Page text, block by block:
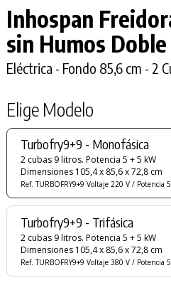
Inhospan
sin Humos Doble
Eléctrica - Fondo 85,6 cm - 2
Elige Modelo
Turbofry9+9 - Monofásica
2 cubas 9 litros. Potencia 5 + 5 kW
Dimensiones 105,4 x 85,6 x 72,8 cm
Ref. TURBOFRY9+9 Voltaje 220 V / Potencia
Turbofry9+9 - Trifásica
2 cubas 9 litros. Potencia 5 + 5 kW
Dimensiones 105,4 x 85,6 x 72,8 cm
Ref. TURBOFRY9+9 Voltaje 380 V / Potencia